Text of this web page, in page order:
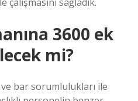
3600 ek
mi?
bar sorumlulukları ile